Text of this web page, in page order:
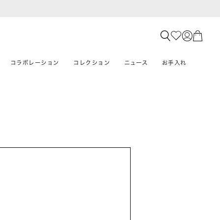
コラボレーション コレクション ニュース お手入れ